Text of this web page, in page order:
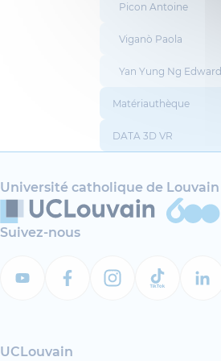
Picon Antoine
Viganò Paola
Yan Yung Ng Edward
Matériauthèque
DATA 3D VR
Université catholique de Louvain
Suivez-nous
UCLouvain